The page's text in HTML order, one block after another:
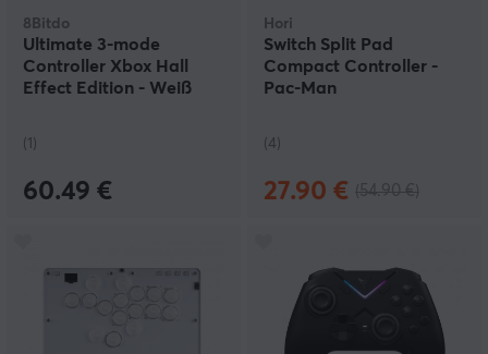
8Bitdo
Ultimate 3-mode
Controller Xbox Hall
Effect Edition - Weiß
(1)
60.49 €
Hori
Switch Split Pad
Compact Controller -
Pac-Man
(4)
27.90 €